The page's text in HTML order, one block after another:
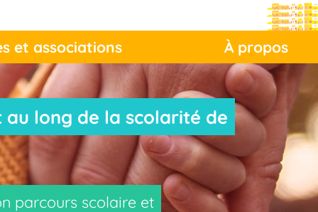
et associations À propos
au long de la scolarité de
parcours scolaire et